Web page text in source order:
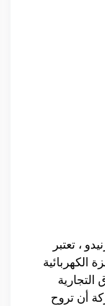
، تعتبر
الكهربائية
أن تروح